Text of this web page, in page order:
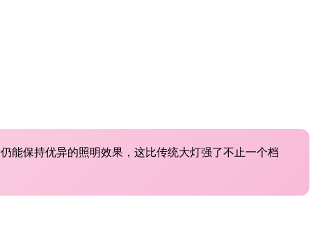
能保持优异的照明效果，这比传统大灯强了不止一个档